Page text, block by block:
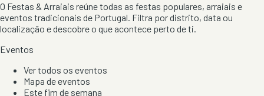
O Festas & Arraiais reúne todas as festas populares, arraiais e
eventos tradicionais de Portugal. Filtra por distrito, data ou
localização e descobre o que acontece perto de ti.
Eventos
Ver todos os eventos
Mapa de eventos
Este fim de semana